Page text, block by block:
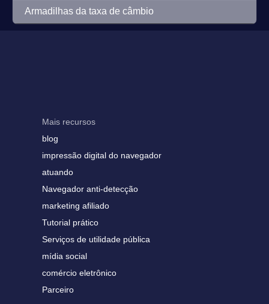
Armadilhas da taxa de câmbio
Mais recursos
blog
impressão digital do navegador
atuando
Navegador anti-detecção
marketing afiliado
Tutorial prático
Serviços de utilidade pública
mídia social
comércio eletrônico
Parceiro